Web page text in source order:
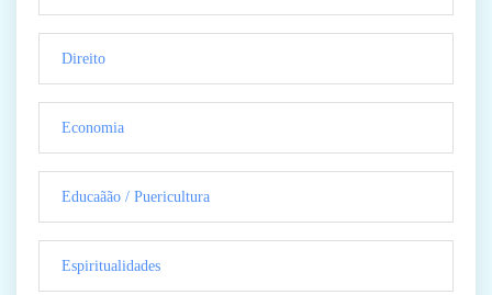
Direito
Economia
Educaãão / Puericultura
Espiritualidades